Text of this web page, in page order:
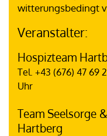
witterungsbedingt
Veranstalter:
Hospizteam
Tel. +43 (676) 47 69
Uhr
Team Seelsorge
Hartberg